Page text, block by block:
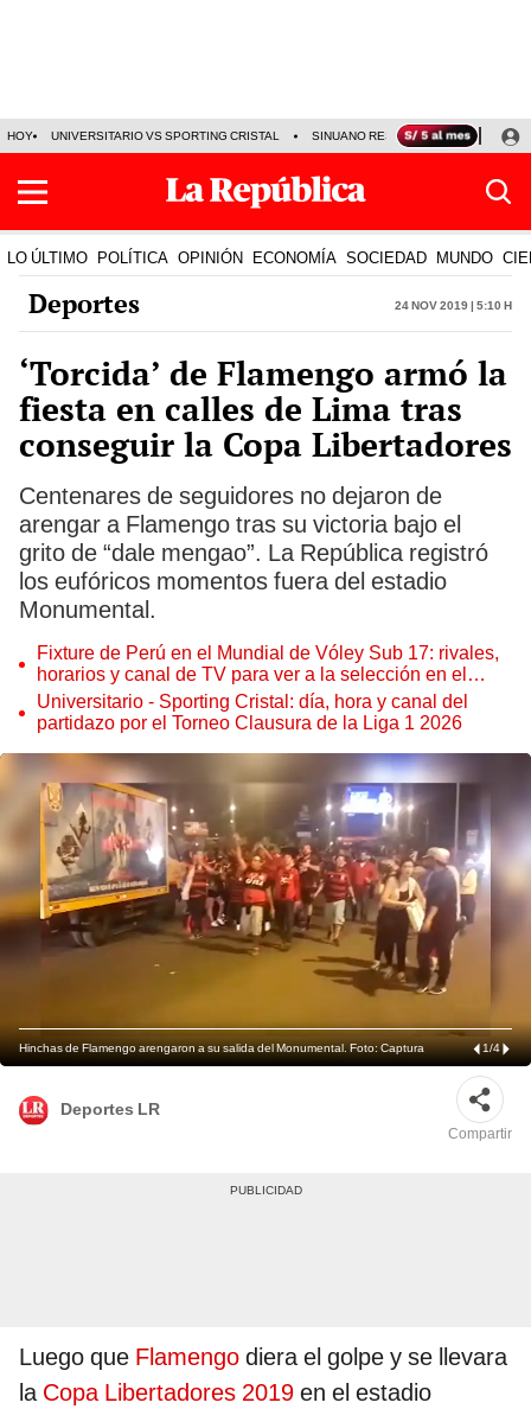
HOY UNIVERSITARIO VS SPORTING CRISTAL SINUANO RESULTADOS HOY
LO ÚLTIMO POLÍTICA OPINIÓN ECONOMÍA SOCIEDAD MUNDO
Deportes 24 Nov 2019 | 5:10 h
‘Torcida’ de Flamengo armó la
fiesta en calles de Lima tras
conseguir la Copa Libertadores
Centenares de seguidores no dejaron de
arengar a Flamengo tras su victoria bajo el
grito de “dale mengao”. La República registró
los eufóricos momentos fuera del estadio
Monumental.
Fixture de Perú en el Mundial de Vóley Sub 17: rivales,
horarios y canal de TV para ver a la selección en el
torneo
Universitario - Sporting Cristal: día, hora y canal del
partidazo por el Torneo Clausura de la Liga 1 2026
Hinchas de Flamengo arengaron a su salida del Monumental. Foto: Captura 1/4
Deportes LR
Compartir
Luego que Flamengo diera el golpe y se llevara
la Copa Libertadores 2019 en el estadio